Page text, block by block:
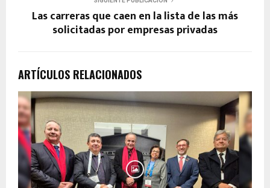
Las carreras que caen en la lista de las más
solicitadas por empresas privadas
ARTÍCULOS RELACIONADOS